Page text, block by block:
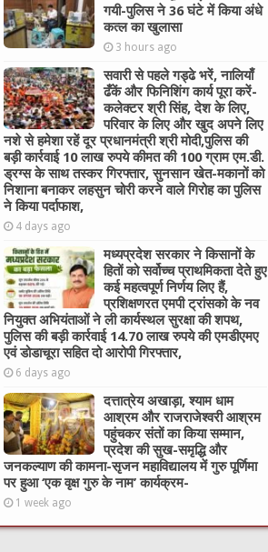
गयी-पुलिस ने 36 घंटे में किया अंधे
कत्ल का खुलासा
3 hours ago
सवारी से पहले गड्ढे भरें, नालियाँ
ढँकें और फिनिशिंग कार्य पूरा करें-
कलेक्टर श्री सिंह, देश के लिए,
परिवार के लिए और खुद अपने लिए
नशे से हमेशा रहें दूर प्रधानमंत्री श्री मोदी,पुलिस की
बड़ी कार्रवाई 10 लाख रुपये कीमत की 100 ग्राम एम.डी.
ड्रग्स के साथ तस्कर गिरफ्तार, सुनसान खेत-मकानों को
निशाना बनाकर लहसुन चोरी करने वाले गिरोह का पुलिस
ने किया पर्दाफाश,
4 days ago
मध्यप्रदेश सरकार ने किसानों के
हितों को सर्वोच्च प्राथमिकता देते हुए
कई महत्वपूर्ण निर्णय लिए हैं,
प्रशिक्षणरत एमपी ट्रांसको के नव
नियुक्त अभियंताओं ने ली कार्यस्थल सुरक्षा की शपथ,
पुलिस की बड़ी कार्रवाई 14.70 लाख रुपये की एमडीएमए
एवं डोडाचूरा सहित दो आरोपी गिरफ्तार,
6 days ago
दत्तात्रेय अखाड़ा, श्याम धाम
आश्रम और राजराजेश्वरी आश्रम
पहुंचकर संतों का किया सम्मान,
प्रदेश की सुख-समृद्धि और
जनकल्याण की कामना-सृजन महाविद्यालय में गुरु पूर्णिमा
पर हुआ ‘एक वृक्ष गुरु के नाम’ कार्यक्रम-
1 week ago